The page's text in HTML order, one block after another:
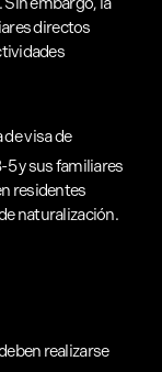
directos
visa de
y sus familiares
residentes
naturalización.
realizarse